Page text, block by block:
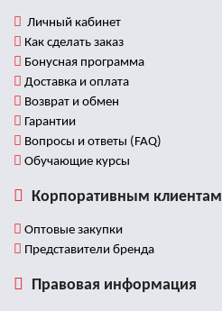
Личный кабинет
Как сделать заказ
Бонусная программа
Доставка и оплата
Возврат и обмен
Гарантии
Вопросы и ответы (FAQ)
Обучающие курсы
Корпоративным клиентам
Оптовые закупки
Представители бренда
Правовая информация